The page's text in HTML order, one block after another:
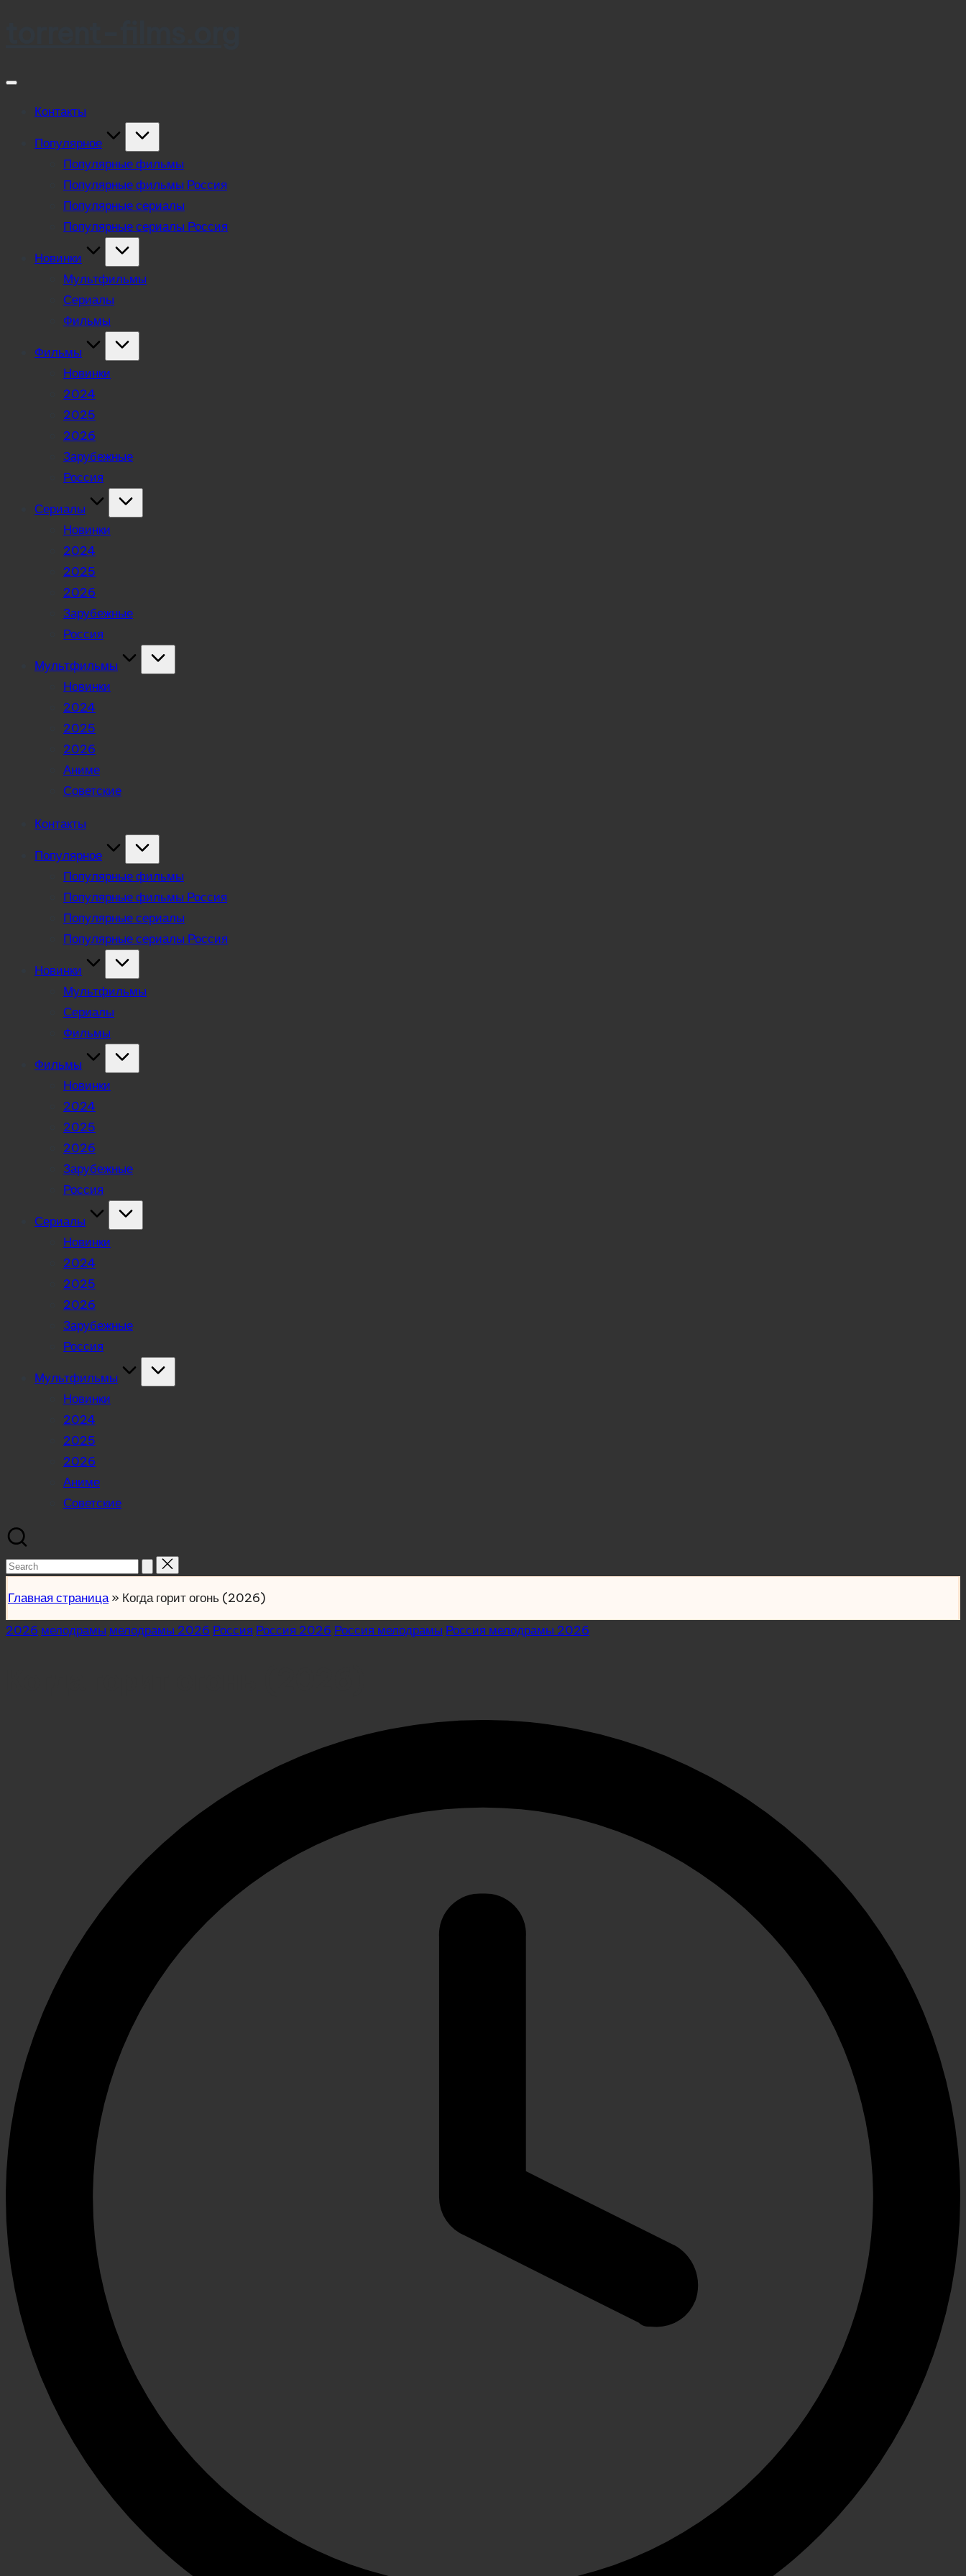
Контакты
Популярное
Популярные фильмы
Популярные фильмы Россия
Популярные сериалы
Популярные сериалы Россия
Новинки
Мультфильмы
Сериалы
Фильмы
Фильмы
Новинки
2024
2025
2026
Зарубежные
Россия
Сериалы
Новинки
2024
2025
2026
Зарубежные
Россия
Мультфильмы
Новинки
2024
2025
2026
Аниме
Советские
Контакты
Популярное
Популярные фильмы
Популярные фильмы Россия
Популярные сериалы
Популярные сериалы Россия
Новинки
Мультфильмы
Сериалы
Фильмы
Фильмы
Новинки
2024
2025
2026
Зарубежные
Россия
Сериалы
Новинки
2024
2025
2026
Зарубежные
Россия
Мультфильмы
Новинки
2024
2025
2026
Аниме
Советские
Search
Главная страница» Когда горит огонь (2026)
Posted
2026 мелодрамы мелодрамы 2026 Россия Россия 2026 Россия мелодрамы Россия мелодрамы 2026